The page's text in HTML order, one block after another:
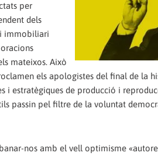
per
dels
immobiliari
mateixos. Això
els apologistes del final de la
i estratègiques de producció i
passin pel filtre de la voluntat
nos amb el vell optimisme